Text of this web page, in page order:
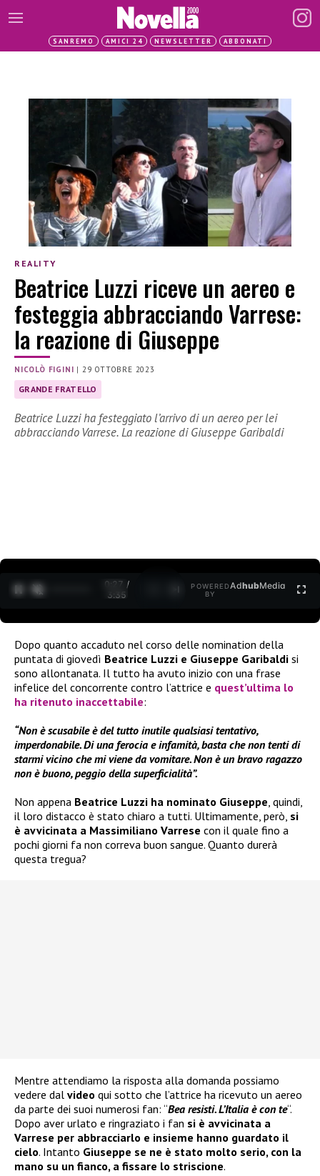
SANREMO AMICI 24 NEWSLETTER ABBONATI
REALITY
Beatrice Luzzi riceve un aereo e
festeggia abbracciando Varrese:
la reazione di Giuseppe
NICOLÒ FIGINI | 29 OTTOBRE 2023
GRANDE FRATELLO
Beatrice Luzzi ha festeggiato l’arrivo di un aereo per lei
abbracciando Varrese. La reazione di Giuseppe Garibaldi
0:28 /
3:35
POWERED
BY
AdhubMedia
Dopo quanto accaduto nel corso delle nomination della
puntata di giovedì Beatrice Luzzi e Giuseppe Garibaldi si
sono allontanata. Il tutto ha avuto inizio con una frase
infelice del concorrente contro l’attrice e quest’ultima lo
ha ritenuto inaccettabile:
“Non è scusabile è del tutto inutile qualsiasi tentativo,
imperdonabile. Di una ferocia e infamità, basta che non tenti di
starmi vicino che mi viene da vomitare. Non è un bravo ragazzo
non è buono, peggio della superficialità”.
Non appena Beatrice Luzzi ha nominato Giuseppe , quindi,
il loro distacco è stato chiaro a tutti. Ultimamente, però, si
è avvicinata a Massimiliano Varrese con il quale fino a
pochi giorni fa non correva buon sangue. Quanto durerà
questa tregua?
Mentre attendiamo la risposta alla domanda possiamo
vedere dal video qui sotto che l’attrice ha ricevuto un aereo
da parte dei suoi numerosi fan: “Bea resisti. L’Italia è con te“.
Dopo aver urlato e ringraziato i fan si è avvicinata a
Varrese per abbracciarlo e insieme hanno guardato il
cielo. Intanto Giuseppe se ne è stato molto serio, con la
mano su un fianco, a fissare lo striscione.